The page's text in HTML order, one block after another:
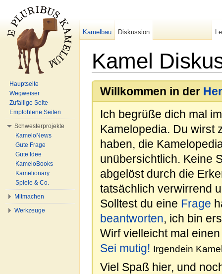
Kamel
Willkommen in der
Ich begrüße dich mal
Kamelopedia. Du wirst
haben, die
unübersichtlich. Keine
abgelöst durch die
tatsächlich verwirrend
Solltest du eine Frage
beantworten, ich bin
Wirf vielleicht mal
Sei mutig! Irgendein
Viel Spaß hier, und
Kamelbau Diskussion
Hauptseite
Wegweiser
Zufällige Seite
Empfohlene Seiten
Schwesterprojekte
KameloNews
Gute Frage
Gute Idee
KameloBooks
Kamelionary
Spiele & Co.
Mitmachen
Werkzeuge